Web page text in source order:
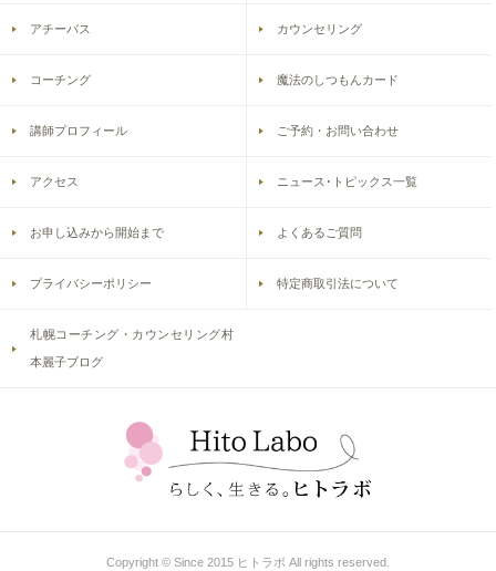
アチーバス カウンセリング
コーチング 魔法のしつもんカード
講師プロフィール ご予約・お問い合わせ
アクセス ニュース･トピックス一覧
お申し込みから開始まで よくあるご質問
プライバシーポリシー 特定商取引法について
札幌コーチング・カウンセリング村
本麗子ブログ
Copyright © Since 2015 ヒトラボ All rights reserved.